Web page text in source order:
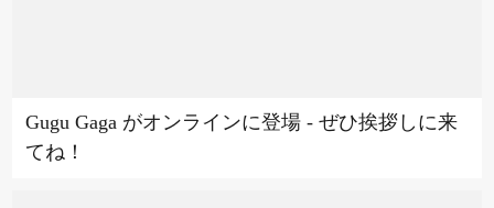
Gugu Gaga がオンラインに登場 - ぜひ挨拶しに来
てね！